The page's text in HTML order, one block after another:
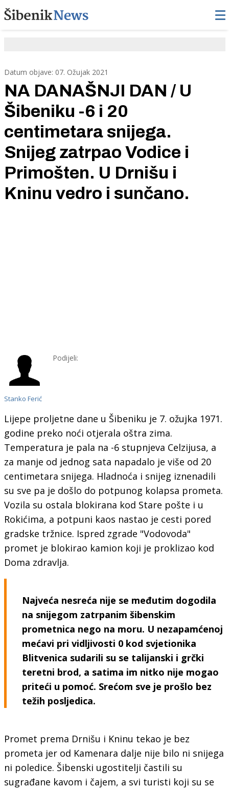
Datum objave: 07. Ožujak 2021
NA DANAŠNJI DAN / U
Šibeniku -6 i 20
centimetara snijega.
Snijeg zatrpao Vodice i
Primošten. U Drnišu i
Kninu vedro i sunčano.
Stanko Ferić
Podijeli:
Lijepe proljetne dane u Šibeniku je 7. ožujka 1971.
godine preko noći otjerala oštra zima.
Temperatura je pala na -6 stupnjeva Celzijusa, a
za manje od jednog sata napadalo je više od 20
centimetara snijega. Hladnoća i snijeg iznenadili
su sve pa je došlo do potpunog kolapsa prometa.
Vozila su ostala blokirana kod Stare pošte i u
Rokićima, a potpuni kaos nastao je cesti pored
gradske tržnice. Ispred zgrade "Vodovoda"
promet je blokirao kamion koji je proklizao kod
Doma zdravlja.
Najveća nesreća nije se međutim dogodila
na snijegom zatrpanim šibenskim
prometnica nego na moru. U nezapamćenoj
mećavi pri vidljivosti 0 kod svjetionika
Blitvenica sudarili su se talijanski i grčki
teretni brod, a satima im nitko nije mogao
priteći u pomoć. Srećom sve je prošlo bez
težih posljedica.
Promet prema Drnišu i Kninu tekao je bez
prometa jer od Kamenara dalje nije bilo ni snijega
ni poledice. Šibenski ugostitelji častili su
sugrađane kavom i čajem, a svi turisti koji su se